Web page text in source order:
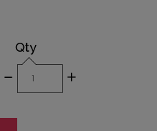
Qty
- +